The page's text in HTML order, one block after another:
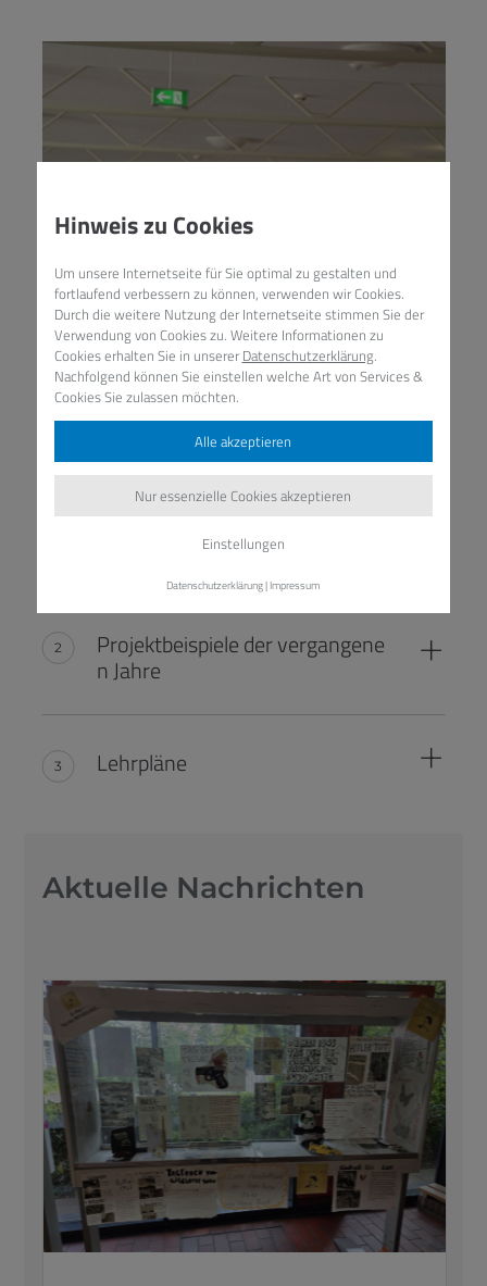
Projektorientierter Unterricht
Projektbeispiele der vergangene
n Jahre
Lehrpläne
Aktuelle Nachrichten
Hinweis zu Cookies
Um unsere Internetseite für Sie optimal zu gestalten und
fortlaufend verbessern zu können, verwenden wir Cookies.
Durch die weitere Nutzung der Internetseite stimmen Sie der
Verwendung von Cookies zu. Weitere Informationen zu
Cookies erhalten Sie in unserer Datenschutzerklärung.
Nachfolgend können Sie einstellen welche Art von Services &
Cookies Sie zulassen möchten.
Alle akzeptieren
Nur essenzielle Cookies akzeptieren
Einstellungen
Datenschutzerklärung|Impressum